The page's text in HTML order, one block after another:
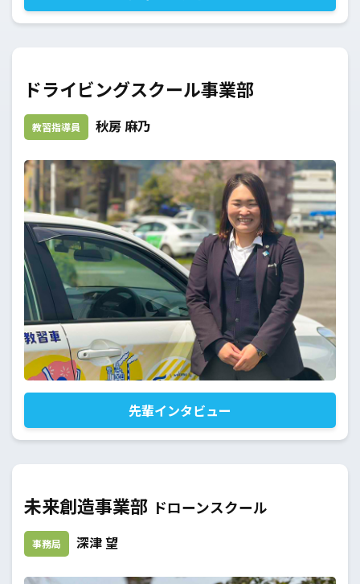
ドライビングスクール事業部
教習指導員 秋房 麻乃
先輩インタビュー
未来創造事業部 ドローンスクール
事務局 深津 望